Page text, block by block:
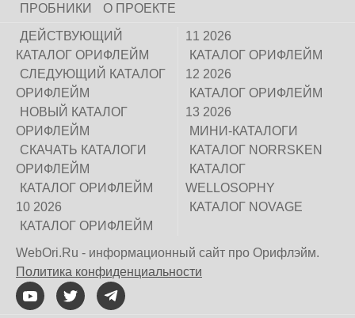
ПРОБНИКИ
О ПРОЕКТЕ
ДЕЙСТВУЮЩИЙ
КАТАЛОГ ОРИФЛЕЙМ
СЛЕДУЮЩИЙ КАТАЛОГ
ОРИФЛЕЙМ
НОВЫЙ КАТАЛОГ
ОРИФЛЕЙМ
СКАЧАТЬ КАТАЛОГИ
ОРИФЛЕЙМ
КАТАЛОГ ОРИФЛЕЙМ
10 2026
КАТАЛОГ ОРИФЛЕЙМ
11 2026
КАТАЛОГ ОРИФЛЕЙМ
12 2026
КАТАЛОГ ОРИФЛЕЙМ
13 2026
МИНИ-КАТАЛОГИ
КАТАЛОГ NORRSKEN
КАТАЛОГ
WELLOSOPHY
КАТАЛОГ NOVAGE
WebOri.Ru - информационный сайт про Орифлэйм.
Политика конфиденциальности